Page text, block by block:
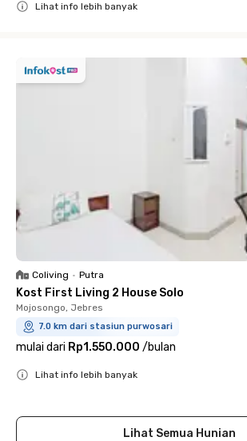
Lihat info lebih banyak
Coliving • Putra
Kost First Living 2 House Solo
Mojosongo, Jebres
7.0 km dari stasiun purwosari
mulai dari Rp1.550.000 /bulan
Lihat info lebih banyak
Lihat Semua Hunian